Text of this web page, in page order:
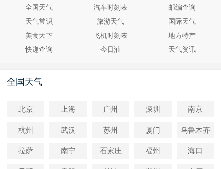
全国天气 汽车时刻表
邮编查询
天气常识
旅游天气
国际天气
美食天下
飞机时刻表
地方特产
快递查询
今日油 天气资讯
全国天气
北京 上海 广州 深圳 南京
杭州 武汉 苏州 厦门 乌鲁木齐
拉萨 南宁 石家庄 福州 海口